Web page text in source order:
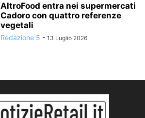
AltroFood entra nei supermercati
Cadoro con quattro referenze
vegetali
Redazione 5 - 13 Luglio 2026